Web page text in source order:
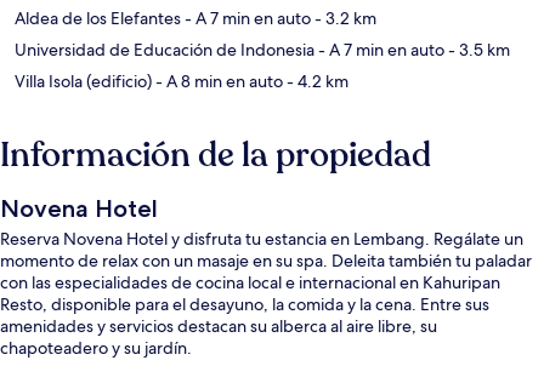
Aldea de los Elefantes- A 7 min en auto- 3.2 km
Universidad de Educación de Indonesia- A 7 min en auto- 3.5 km
Villa Isola (edificio)- A 8 min en auto- 4.2 km
Información de la propiedad
Novena Hotel
Reserva Novena Hotel y disfruta tu estancia en Lembang. Regálate un
momento de relax con un masaje en su spa. Deleita también tu paladar
con las especialidades de cocina local e internacional en Kahuripan
Resto, disponible para el desayuno, la comida y la cena. Entre sus
amenidades y servicios destacan su alberca al aire libre, su
chapoteadero y su jardín.